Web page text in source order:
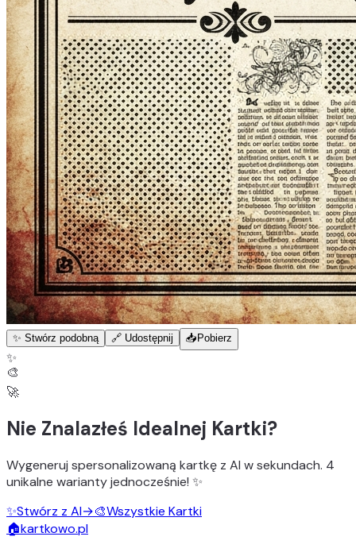
✨ Stwórz podobną 🔗 Udostępnij 📥 Pobierz
✨
🎨
🚀
Nie Znalazłeś Idealnej Kartki?
Wygeneruj spersonalizowaną kartkę z AI w sekundach. 4
unikalne wariantyjednocześnie! ✨
✨Stwórz z AI→🎨Wszystkie Kartki
🏠kartkowo.pl